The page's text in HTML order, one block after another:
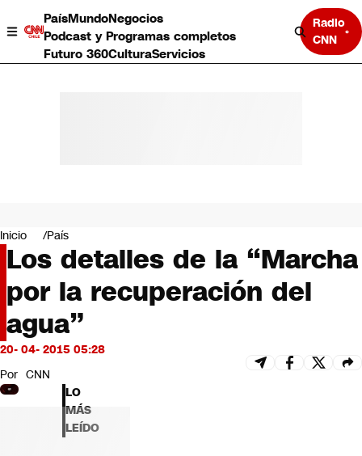
PaísMundoNegocios
Podcast y Programas completos
Futuro 360CulturaServicios
Radio
CNN
Negocios
Deportes
Programas completos
Cultura
Servicios
Bits
CNN Data
CNN tiempo
Futuro 360
Opinión
Inicio País
Los detalles de la “Marcha
por la recuperación del
agua”
20- 04- 2015 05:28
Por CNN
LO
MÁS
LEÍDO